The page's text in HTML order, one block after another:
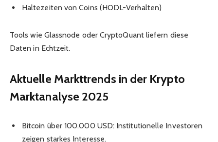
Haltezeiten von Coins (HODL-Verhalten)
Tools wie Glassnode oder CryptoQuant liefern diese
Daten in Echtzeit.
Aktuelle Markttrends in der Krypto
Marktanalyse 2025
Bitcoin über 100.000 USD: Institutionelle Investoren
zeigen starkes Interesse.